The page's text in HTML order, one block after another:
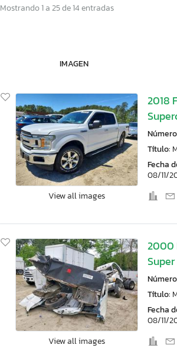
Mostrando 1 a 25 de 14 entradas
IMAGEN
View all images
2018
Título:
Fecha
08/11/
View all images
2000
Título:
Fecha
08/11/